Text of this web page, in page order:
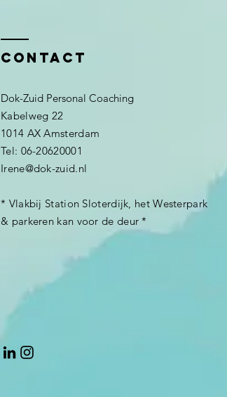
Contact
Dok-Zuid Personal Coaching
Kabelweg 22
1014 AX Amsterdam
Tel: 06-20620001
Irene@dok-zuid.nl
* Vlakbij Station Sloterdijk, het Westerpark
& parkeren kan voor de deur *